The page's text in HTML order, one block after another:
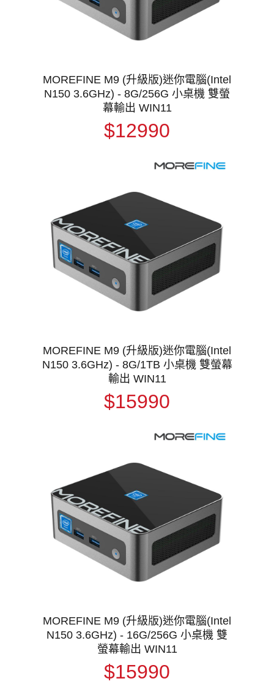
MOREFINE M9 (升級版)迷你電腦(Intel
N150 3.6GHz) - 8G/256G 小桌機 雙螢
幕輸出 WIN11
$12990
MOREFINE M9 (升級版)迷你電腦(Intel
N150 3.6GHz) - 8G/1TB 小桌機 雙螢幕
輸出 WIN11
$15990
MOREFINE M9 (升級版)迷你電腦(Intel
N150 3.6GHz) - 16G/256G 小桌機 雙
螢幕輸出 WIN11
$15990